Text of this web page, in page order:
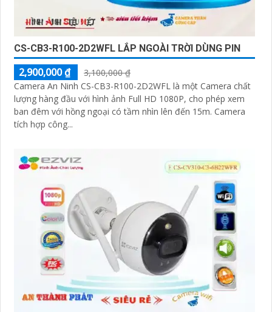
CS-CB3-R100-2D2WFL LẮP NGOÀI TRỜI DÙNG PIN
2,900,000 ₫
3,100,000 ₫
Camera An Ninh CS-CB3-R100-2D2WFL là một Camera chất
lượng hàng đầu với hình ảnh Full HD 1080P, cho phép xem
ban đêm với hồng ngoại có tầm nhìn lên đến 15m. Camera
tích hợp công...